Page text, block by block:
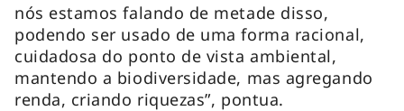
nós estamos falando de metade disso,
podendo ser usado de uma forma racional,
cuidadosa do ponto de vista ambiental,
mantendo a biodiversidade, mas agregando
renda, criando riquezas”, pontua.